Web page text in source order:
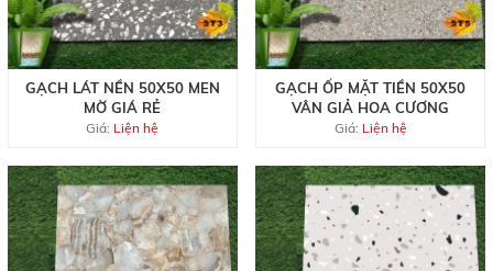
GẠCH LÁT NỀN 50X50 MEN
MỜ GIÁ RẺ
Giá: Liện hệ
GẠCH ỐP MẶT TIỀN 50X50
VÂN GIẢ HOA CƯƠNG
Giá: Liện hệ